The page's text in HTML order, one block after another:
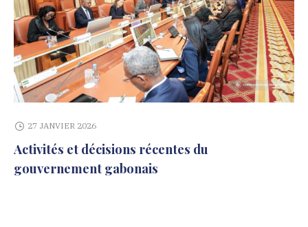
27 JANVIER 2026
Activités et décisions récentes du
gouvernement gabonais